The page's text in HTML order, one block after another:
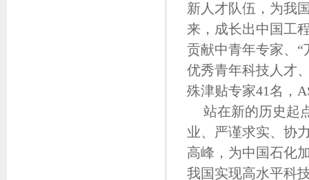
新人才队伍，为我
来，成长出中国工
贡献中青年专家、
优秀青年科技人才
殊津贴专家41名，
站在新的历史起
业、严谨求实、协
高峰，为中国石化
我国实现高水平科